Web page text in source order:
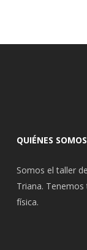
QUIÉNES SOMOS
Somos el taller
Triana.
física.